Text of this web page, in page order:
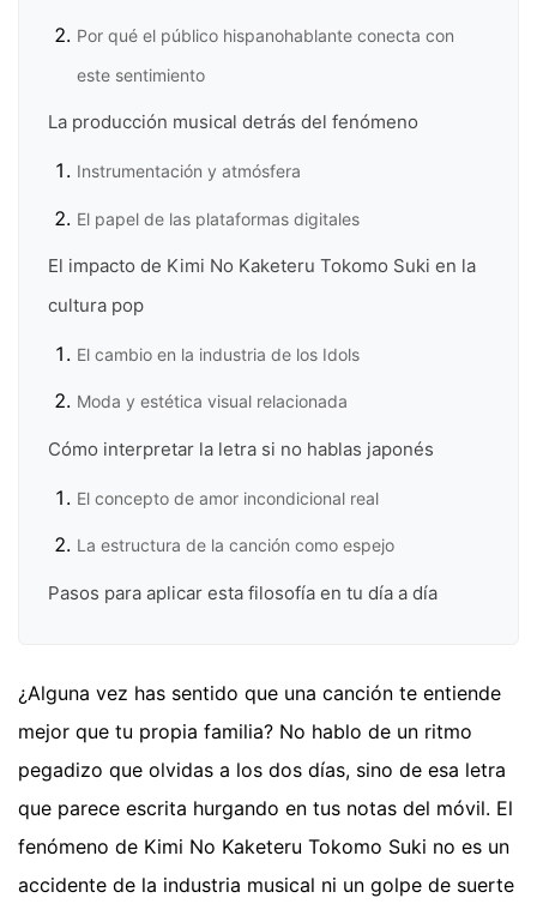
Por qué el público hispanohablante conecta con
este sentimiento
La producción musical detrás del fenómeno
Instrumentación y atmósfera
El papel de las plataformas digitales
El impacto de Kimi No Kaketeru Tokomo Suki en la
cultura pop
El cambio en la industria de los Idols
Moda y estética visual relacionada
Cómo interpretar la letra si no hablas japonés
El concepto de amor incondicional real
La estructura de la canción como espejo
Pasos para aplicar esta filosofía en tu día a día
¿Alguna vez has sentido que una canción te entiende
mejor que tu propia familia? No hablo de un ritmo
pegadizo que olvidas a los dos días, sino de esa letra
que parece escrita hurgando en tus notas del móvil. El
fenómeno de Kimi No Kaketeru Tokomo Suki no es un
accidente de la industria musical ni un golpe de suerte